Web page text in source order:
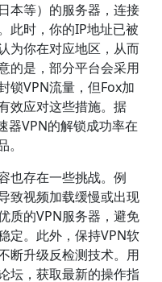
本等）的服务器，连接
此时，你的IP地址已被
为你在对应地区，从而
的是，部分平台会采用
锁VPN流量，但Fox加
效应对这些措施。据
器VPN的解锁成功率在
也存在一些挑战。例
致视频加载缓慢或出现
质的VPN服务器，避免
定。此外，保持VPN软
断升级反检测技术。用
坛，获取最新的操作指